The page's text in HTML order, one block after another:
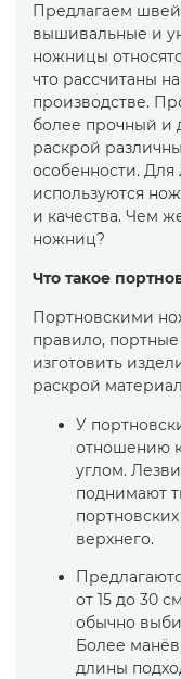
Предлагаем
вышивальные и
ножницы
что рассчитаны
производстве.
более прочный и
раскрой
особенности. Для
используются
и качества. Чем
ножниц?
Что такое
Портновскими
правило,
изготовить
раскрой
У
отношению
углом.
поднимают
верхнего.
от 15 до 30
обычно
Более
длины